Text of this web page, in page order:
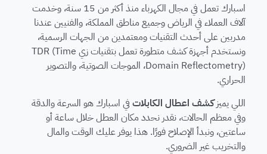
اسبارك تعمل في مجال الكهرباء منذ أكثر من 15 سنة، وخدمت
آلاف العملاء في الرياض وجميع مناطق المملكة، والفنيين عندنا
مدربين على أحدث التقنيات ومعتمدين من الجهات الرسمية،
ونستخدم أجهزة كشف متطورة تعمل بتقنيات زي TDR (Time
Domain Reflectometry)، الموجات الصوتية، والتصوير
الحراري.
اللي يميزكشف اعطال الكابلاتفي اسبارك هو السرعة والدقة
وفي معظم الحالات، نقدر نحدد مكان العطل خلال ساعة أو
ساعتين، ونبدأ الإصلاح فورًا. هذا يوفر عليك الوقت والمال
والتخريب غير الضروري.